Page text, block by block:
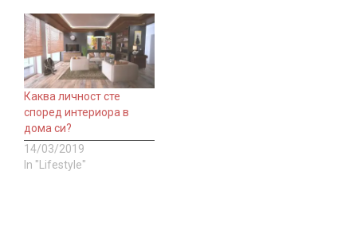
Каква личност сте
според интериора в
дома си?
14/03/2019
In "Lifestyle"